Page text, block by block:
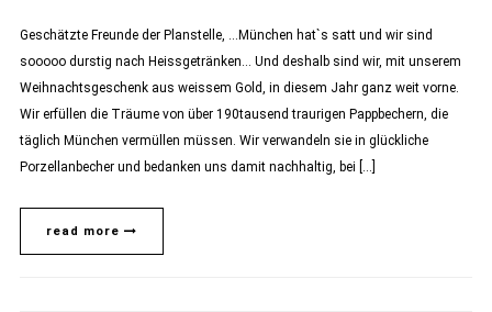
Geschätzte Freunde der Planstelle, …München hat`s satt und wir sind
sooooo durstig nach Heissgetränken… Und deshalb sind wir, mit unserem
Weihnachtsgeschenk aus weissem Gold, in diesem Jahr ganz weit vorne.
Wir erfüllen die Träume von über 190tausend traurigen Pappbechern, die
täglich München vermüllen müssen. Wir verwandeln sie in glückliche
Porzellanbecher und bedanken uns damit nachhaltig, bei […]
read more